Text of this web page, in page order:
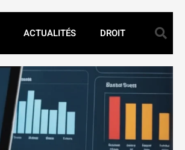
ACTUALITÉS DROIT